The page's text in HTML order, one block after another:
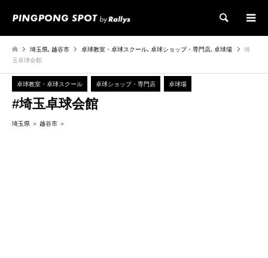
検索
埼玉県,越谷市 卓球教室・卓球スクール,卓球ショップ・専門店,卓球場
埼
玉卓球会館
卓球教室・卓球スクール 卓球ショップ・専門店 卓球場
#埼玉卓球会館
埼玉県 越谷市